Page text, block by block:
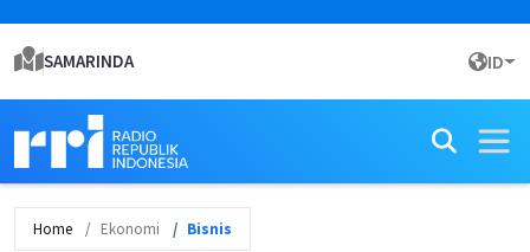
SAMARINDA ID
Home Ekonomi Bisnis